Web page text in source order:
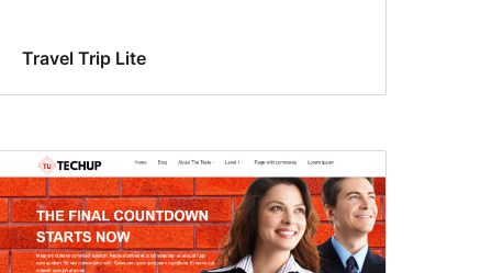
Travel Trip Lite